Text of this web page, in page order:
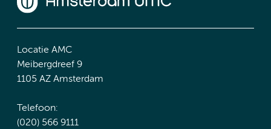
Locatie AMC
Meibergdreef 9
1105 AZ Amsterdam
Telefoon:
(020) 566 9111